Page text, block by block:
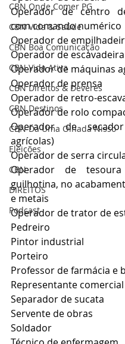
CBN Onde Comer PG
CBN Vida & Saúde
CBN Boa Comunicação
CBN Vida Ativa
CBN Direitos & Deveres
CBN Destinos
CBN Dá Uma Olhada Nisso
Eleições
CBN
DIREITOS
Podcast
Operador de centro
com comando numérico
Operador de
Operador de escavadeira
Operador de máquinas
Operador de prensa
Operador de retro-
Operador de rolo
Operador de
agrícolas)
Operador de serra
Operador de
guilhotina, no
e metais
Operador de trator de
Pedreiro
Pintor industrial
Porteiro
Professor de farmácia e
Representante
Separador de sucata
Servente de obras
Soldador